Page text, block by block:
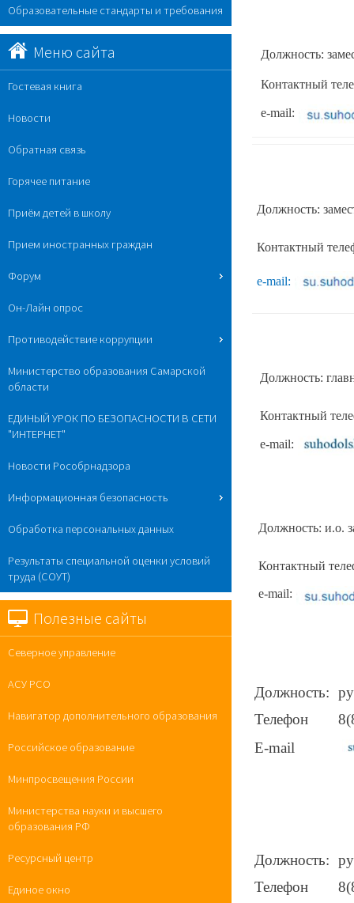
Должность:
Контактный
e-mail:
Должность:
Контактный
e-mail:
Должность:
Контактный
e-mail:
Должность: и.о.
Контактный
e-mail:
Должность:
Телефон
E-mail
Должность:
Телефон
Образовательные стандарты и требования
Меню сайта
Гостевая книга
Новости
Обратная связь
Горячее питание
Приём детей в школу
Прием иностранных граждан
Форум
Он-Лайн опрос
Противодействие коррупции
Министерство образования Самарской
области
ЕДИНЫЙ УРОК ПО БЕЗОПАСНОСТИ В СЕТИ
"ИНТЕРНЕТ"
Новости Рособрнадзора
Информационная безопасность
Обработка персональных данных
Результаты специальной оценки условий
труда (СОУТ)
Полезные сайты
Северное управление
АСУ РСО
Навигатор дополнительного образования
Российское образование
Минпросвещения России
Министерства науки и высшего
образования РФ
Ресурсный центр
Единое окно